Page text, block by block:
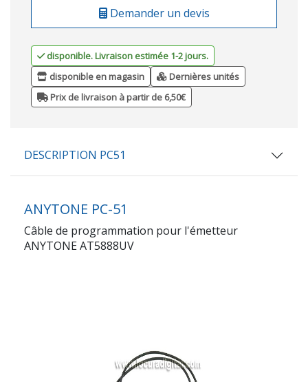
Demander un devis
disponible. Livraison estimée 1-2 jours.
disponible en magasin
Dernières unités
Prix de livraison à partir de 6,50€
DESCRIPTION PC51
ANYTONE PC-51
Câble de programmation pour l'émetteur
ANYTONE AT5888UV